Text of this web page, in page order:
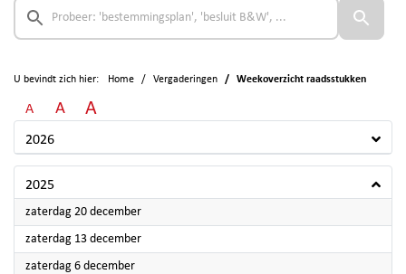
U bevindt zich hier: Home Vergaderingen Weekoverzicht raadsstukken
A A A
2026
2025
zaterdag 20 december2025
zaterdag 13 december2025
zaterdag 6 december2025